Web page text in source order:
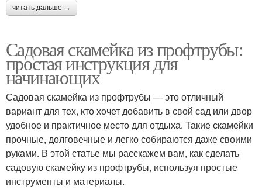
читать дальше →
Садовая скамейка из профтрубы:
простая инструкция для
начинающих
Садовая скамейка из профтрубы — это отличный
вариант для тех, кто хочет добавить в свой сад или двор
удобное и практичное место для отдыха. Такие скамейки
прочные, долговечные и легко собираются даже своими
руками. В этой статье мы расскажем вам, как сделать
садовую скамейку из профтрубы, используя простые
инструменты и материалы.